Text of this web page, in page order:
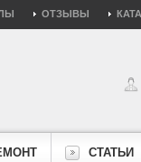
ОТЗЫВЫ
СТАТЬИ